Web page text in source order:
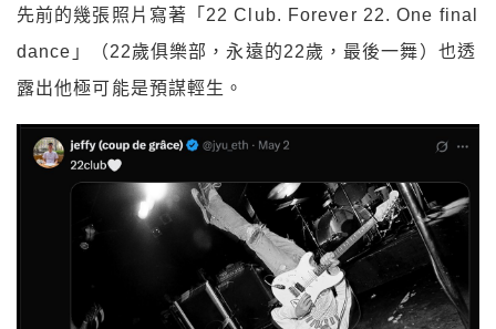
先前的幾張照片寫著「22 Club. Forever 22. One final
dance」（22歲俱樂部，永遠的22歲，最後一舞）也透
露出他極可能是預謀輕生。